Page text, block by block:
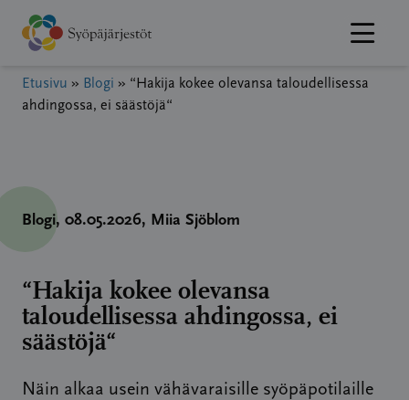
Hyppää
sisältöön
Etusivu » Blogi » “Hakija kokee olevansa taloudellisessa
ahdingossa, ei säästöjä“
Blogi, 08.05.2026, Miia Sjöblom
“Hakija kokee olevansa
taloudellisessa ahdingossa, ei
säästöjä“
Näin alkaa usein vähävaraisille syöpäpotilaille